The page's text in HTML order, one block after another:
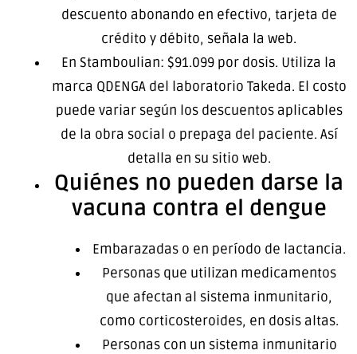
descuento abonando en efectivo, tarjeta de
crédito y débito, señala la web.
En Stamboulian: $91.099 por dosis. Utiliza la
marca QDENGA del laboratorio Takeda. El costo
puede variar según los descuentos aplicables
de la obra social o prepaga del paciente. Así
detalla en su sitio web.
Quiénes no pueden darse la
vacuna contra el dengue
Embarazadas o en período de lactancia.
Personas que utilizan medicamentos
que afectan al sistema inmunitario,
como corticosteroides, en dosis altas.
Personas con un sistema inmunitario